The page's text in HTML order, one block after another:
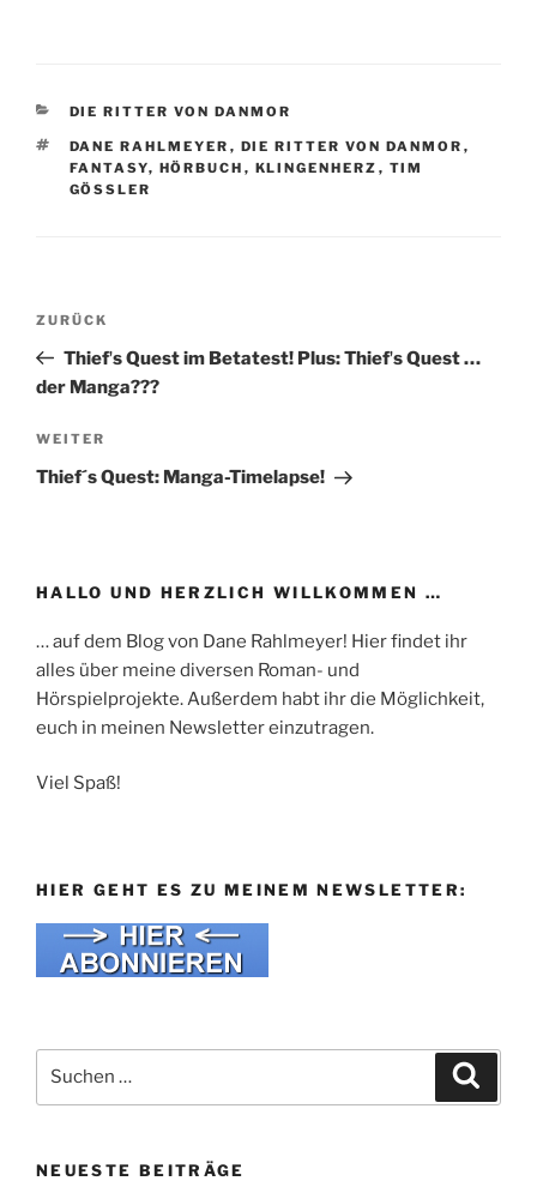
KATEGORIEN
DIE RITTER VON DANMOR
SCHLAGWÖRTER
DANE RAHLMEYER , DIE RITTER VON DANMOR ,
FANTASY, HÖRBUCH , KLINGENHERZ , TIM
GÖSSLER
Beitragsnavigation
Vorheriger
Beitrag
ZURÜCK
Thiefʼs Quest im Betatest! Plus: Thiefʼs Quest …
der Manga???
Nächster
Beitrag
WEITER
Thief´s Quest: Manga-Timelapse!
HALLO UND HERZLICH WILLKOMMEN …
… auf dem Blog von Dane Rahlmeyer! Hier findet ihr
alles über meine diversen Roman- und
Hörspielprojekte. Außerdem habt ihr die Möglichkeit,
euch in meinen Newsletter einzutragen.
Viel Spaß!
HIER GEHT ES ZU MEINEM NEWSLETTER:
nach:
NEUESTE BEITRÄGE